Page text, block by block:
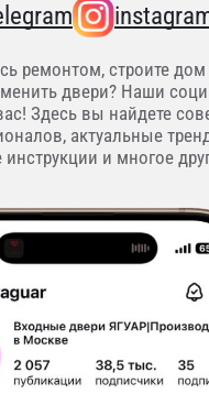
ремонтом, строите
двери? Наши
Здесь вы найдете
актуальные
и многое